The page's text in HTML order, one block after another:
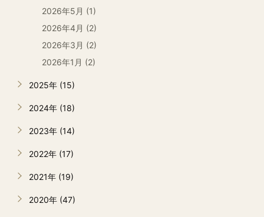
2026年5月 (1)
2026年4月 (2)
2026年3月 (2)
2026年1月 (2)
2025年 (15)
2024年 (18)
2023年 (14)
2022年 (17)
2021年 (19)
2020年 (47)